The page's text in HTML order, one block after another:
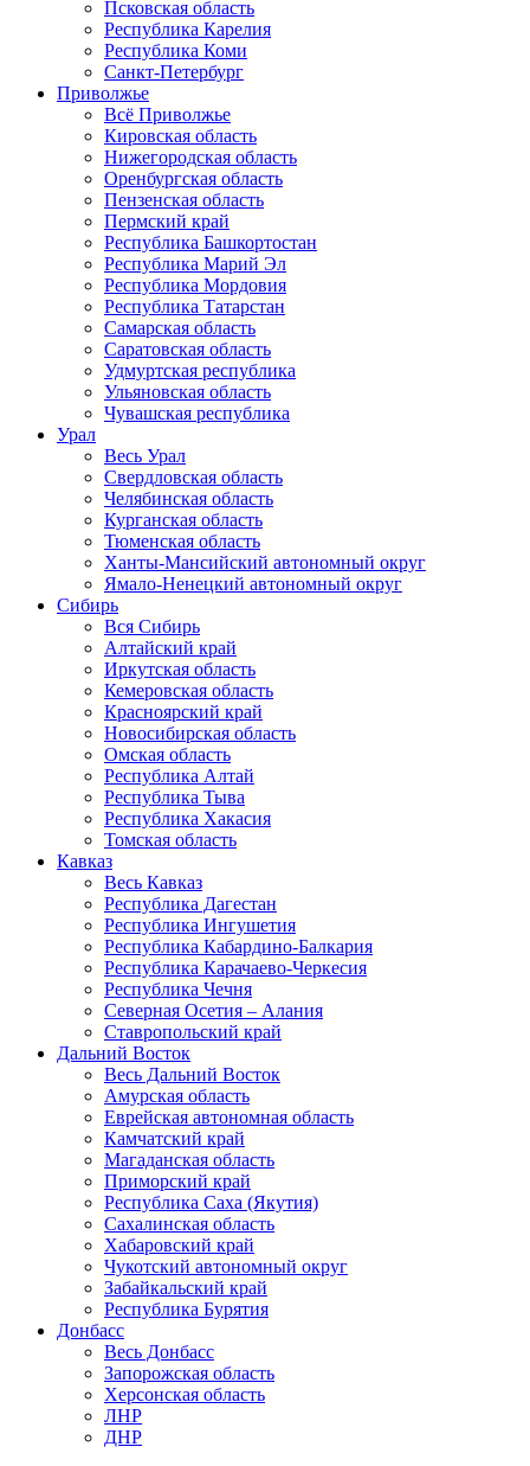
Псковская область
Республика Карелия
Республика Коми
Санкт-Петербург
Приволжье
Всё Приволжье
Кировская область
Нижегородская область
Оренбургская область
Пензенская область
Пермский край
Республика Башкортостан
Республика Марий Эл
Республика Мордовия
Республика Татарстан
Самарская область
Саратовская область
Удмуртская республика
Ульяновская область
Чувашская республика
Урал
Весь Урал
Свердловская область
Челябинская область
Курганская область
Тюменская область
Ханты-Мансийский автономный округ
Ямало-Ненецкий автономный округ
Сибирь
Вся Сибирь
Алтайский край
Иркутская область
Кемеровская область
Красноярский край
Новосибирская область
Омская область
Республика Алтай
Республика Тыва
Республика Хакасия
Томская область
Кавказ
Весь Кавказ
Республика Дагестан
Республика Ингушетия
Республика Кабардино-Балкария
Республика Карачаево-Черкесия
Республика Чечня
Северная Осетия – Алания
Ставропольский край
Дальний Восток
Весь Дальний Восток
Амурская область
Еврейская автономная область
Камчатский край
Магаданская область
Приморский край
Республика Саха (Якутия)
Сахалинская область
Хабаровский край
Чукотский автономный округ
Забайкальский край
Республика Бурятия
Донбасс
Весь Донбасс
Запорожская область
Херсонская область
ЛНР
ДНР